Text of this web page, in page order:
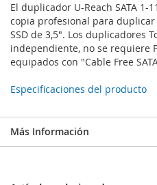
El duplicador U-Reach SATA 1-
copia profesional para duplicar
SSD de 3,5". Los duplicadores
independiente, no se requiere
equipados con "Cable Free
Especificaciones del producto
Más Información